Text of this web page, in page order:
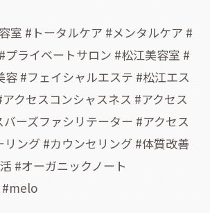
室 #トータルケア #メンタルケア #
プライベートサロン #松江美容室 #
容 #フェイシャルエステ #松江エス
クセスコンシャスネス #アクセス
ーズファシリテーター #アクセス
リング #カウンセリング #体質改善
#オーガニックノート